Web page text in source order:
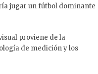
jugar un fútbol dominante
proviene de la
de medición y los